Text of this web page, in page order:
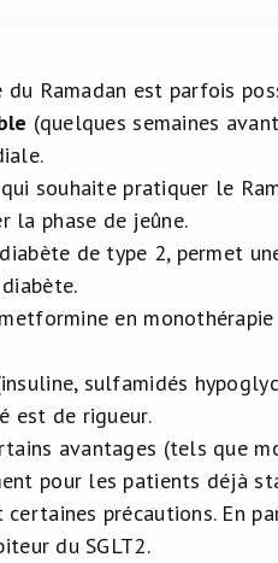
Ramadan est parfois
(quelques semaines
souhaite pratiquer le
la phase de jeûne.
de type 2, permet
en monothérapie
sulfamidés
est de rigueur.
avantages (tels que
pour les patients déjà
précautions. En
du SGLT2.